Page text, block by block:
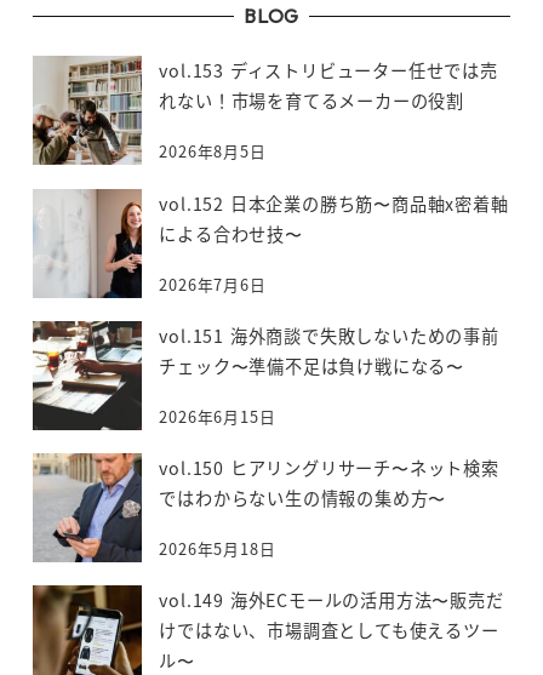
BLOG
vol.153 ディストリビューター任せでは売
れない！市場を育てるメーカーの役割
2026年8月5日
vol.152 日本企業の勝ち筋〜商品軸x密着軸
による合わせ技〜
2026年7月6日
vol.151 海外商談で失敗しないための事前
チェック〜準備不足は負け戦になる〜
2026年6月15日
vol.150 ヒアリングリサーチ〜ネット検索
ではわからない生の情報の集め方〜
2026年5月18日
vol.149 海外ECモールの活用方法〜販売だ
けではない、市場調査としても使えるツー
ル〜